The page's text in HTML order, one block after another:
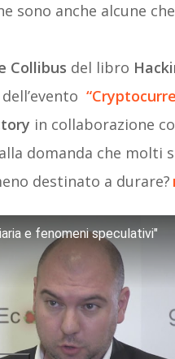
sono anche alcune
Collibus del libro
“
in collaborazione
domanda che molti
destinato a durare?
e fenomeni speculativi"
B